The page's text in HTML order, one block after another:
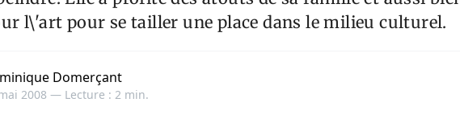
l\'art pour se tailler une place dans le milieu culturel.
Domerçant
2008 — Lecture : 2 min.